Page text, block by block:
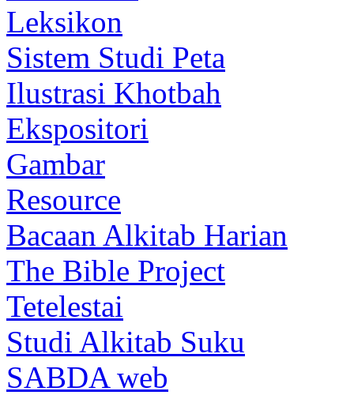
Leksikon
Sistem Studi Peta
Ilustrasi Khotbah
Ekspositori
Gambar
Resource
Bacaan Alkitab Harian
The Bible Project
Tetelestai
Studi Alkitab Suku
SABDA web